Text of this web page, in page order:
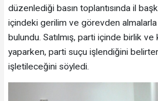
düzenlediği basın toplantısında il
içindeki gerilim ve görevden almalarla
bulundu. Satılmış, parti içinde birlik ve
yaparken, parti suçu işlendiğini
işletileceğini söyledi.